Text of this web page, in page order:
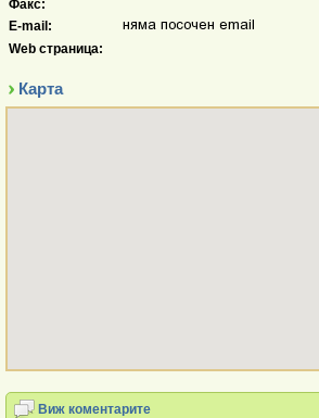
Факс:
E-mail:
Web страница:
Карта
Виж коментарите